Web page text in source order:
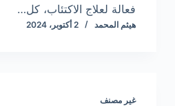
فعالة لعلاج الاكتئاب، كل…
هيثم المحمد 2 أكتوبر، 2024
غير مصنف